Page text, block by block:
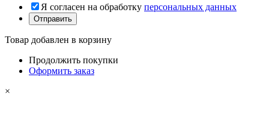
Я согласен на обработку персональных данных
Товар добавлен в корзину
Продолжить покупки
Оформить заказ
×